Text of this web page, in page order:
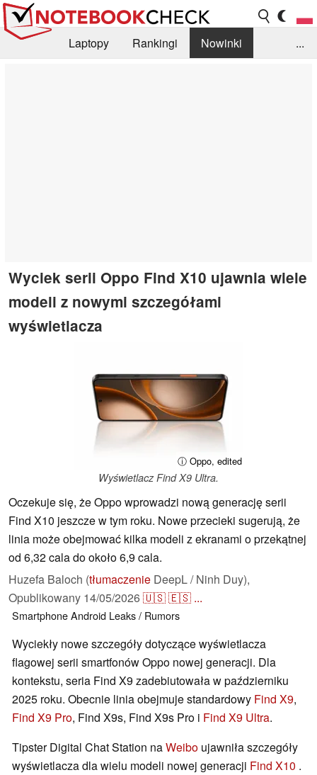
Laptopy Rankingi
Nowinki
...
Wyciek serii Oppo Find X10 ujawnia wiele
modeli z nowymi szczegółami
wyświetlacza
ⓘ Oppo, edited
Wyświetlacz Find X9 Ultra.
Oczekuje się, że Oppo wprowadzi nową generację serii
Find X10 jeszcze w tym roku. Nowe przecieki sugerują, że
linia może obejmować kilka modeli z ekranami o przekątnej
od 6,32 cala do około 6,9 cala.
Huzefa Baloch (tłumaczenie DeepL / Ninh Duy),
Opublikowany 14/05/2026🇺🇸🇪🇸 ...
SmartphoneAndroid Leaks / Rumors
Wyciekły nowe szczegóły dotyczące wyświetlacza
flagowej serii smartfonów Oppo nowej generacji. Dla
kontekstu, seria Find X9 zadebiutowała w październiku
2025 roku. Obecnie linia obejmuje standardowy Find X9,
Find X9 Pro, Find X9s, Find X9s Pro i Find X9 Ultra.
Tipster Digital Chat Station naWeibo ujawniła szczegóły
wyświetlacza dla wielu modeli nowej generacji Find X10 .